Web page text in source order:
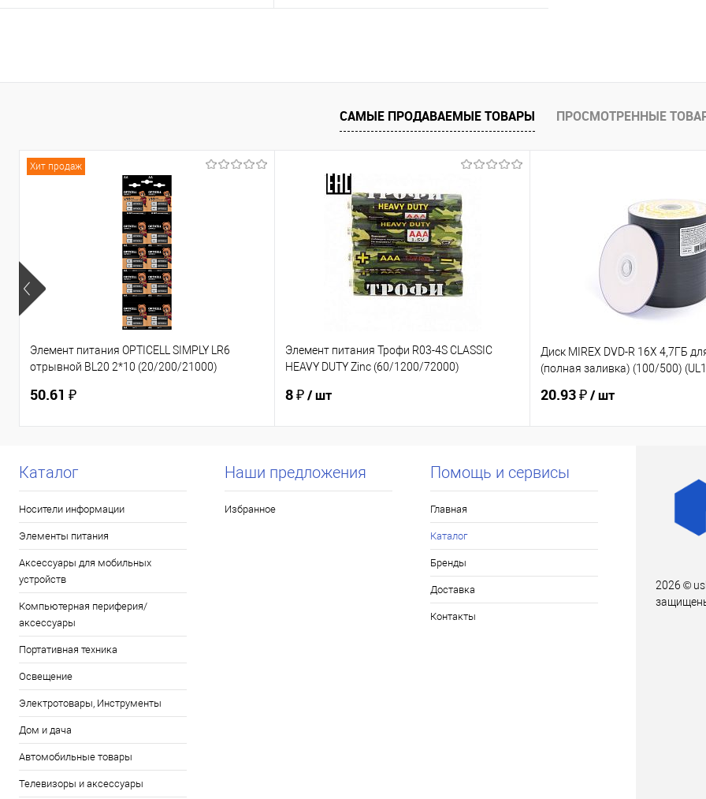
К сравнению В избранное
САМЫЕ ПРОДАВАЕМЫЕ ТОВАРЫ ПРОСМОТРЕННЫЕ
Хит продаж
Элемент питания OPTICELL SIMPLY LR6
отрывной BL20 2*10 (20/200/21000)
50.61 ₽
Элемент питания Трофи R03-4S CLASSIC
HEAVY DUTY Zinc (60/1200/72000)
8 ₽/ шт
Диск MIREX DVD-R 16Х 4,7ГБ
(полная заливка) (100/500)
20.93 ₽/ шт
Каталог
Носители информации
Элементы питания
Аксессуары для мобильных
устройств
Компьютерная периферия/
аксессуары
Портативная техника
Освещение
Электротовары, Инструменты
Дом и дача
Автомобильные товары
Телевизоры и аксессуары
Наши предложения
Избранное
Помощь и сервисы
Главная
Каталог
Бренды
Доставка
Контакты
2026 ©